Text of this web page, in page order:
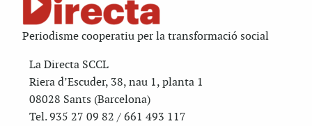
Periodisme cooperatiu per la transformació social
La Directa SCCL
Riera d’Escuder, 38, nau 1, planta 1
08028 Sants (Barcelona)
Tel. 935 27 09 82 / 661 493 117